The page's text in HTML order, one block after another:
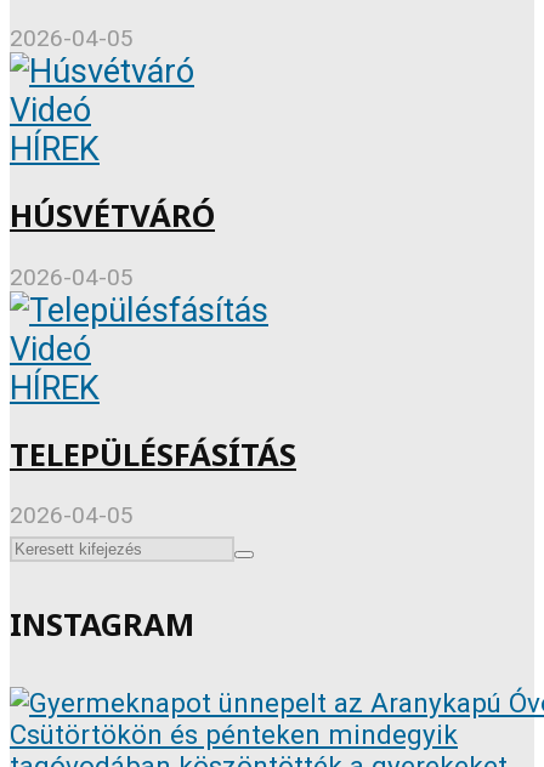
2026-04-05
Videó
HÍREK
HÚSVÉTVÁRÓ
2026-04-05
Videó
HÍREK
TELEPÜLÉSFÁSÍTÁS
2026-04-05
INSTAGRAM